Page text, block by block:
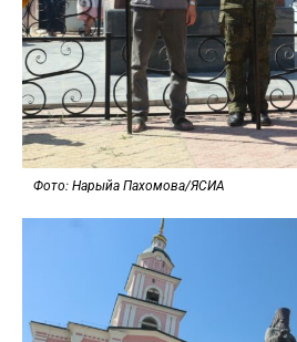
Фото: Нарыйа Пахомова/ЯСИА